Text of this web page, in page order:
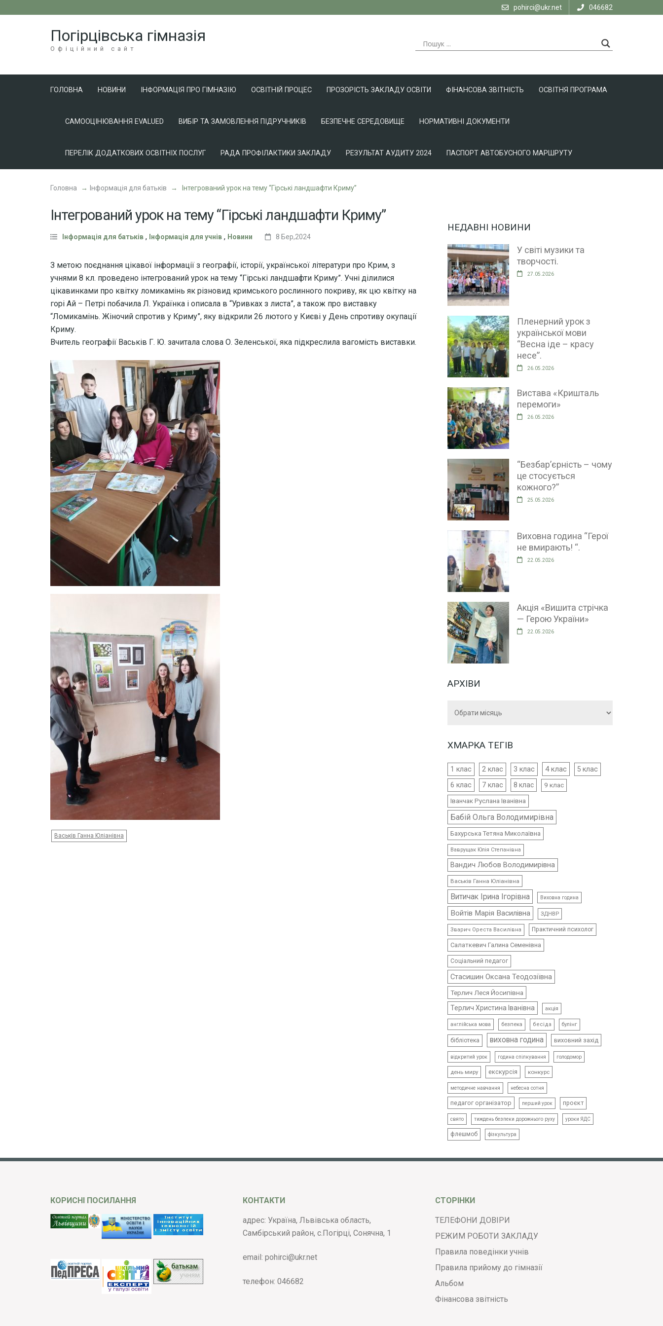
pohirci@ukr.net 046682
Погірцівська гімназія
Офіційний сайт
ГОЛОВНА НОВИНИ ІНФОРМАЦІЯ ПРО ГІМНАЗІЮ ОСВІТНІЙ ПРОЦЕС ПРОЗОРІСТЬ ЗАКЛАДУ ОСВІТИ ФІНАНСОВА ЗВІТНІСТЬ ОСВІТНЯ ПРОГРАМА
САМООЦІНЮВАННЯ EVALUED ВИБІР ТА ЗАМОВЛЕННЯ ПІДРУЧНИКІВ БЕЗПЕЧНЕ СЕРЕДОВИЩЕ НОРМАТИВНІ ДОКУМЕНТИ
ПЕРЕЛІК ДОДАТКОВИХ ОСВІТНІХ ПОСЛУГ РАДА ПРОФІЛАКТИКИ ЗАКЛАДУ РЕЗУЛЬТАТ АУДИТУ 2024 ПАСПОРТ АВТОБУСНОГО МАРШРУТУ
Головна → Інформація для батьків → Інтегрований урок на тему “Гірські ландшафти Криму”
Інтегрований урок на тему “Гірські ландшафти Криму”
Інформація для батьків , Інформація для учнів , Новини 8 Бер,2024
З метою поєднання цікавої інформації з географії, історії, української літератури про Крим, з
учнями 8 кл. проведено інтегрований урок на тему “Гірські ландшафти Криму”. Учні ділилися
цікавинками про квітку ломикамінь як різновид кримського рослинного покриву, як цю квітку на
горі Ай – Петрі побачила Л. Українка і описала в “Уривках з листа”, а також про виставку
“Ломикамінь. Жіночий спротив у Криму”, яку відкрили 26 лютого у Києві у День спротиву окупації
Криму.
Вчитель географії Васьків Г. Ю. зачитала слова О. Зеленської, яка підкреслила вагомість виставки.
Васьків Ганна Юліанівна
НЕДАВНІ НОВИНИ
У світі музики та
творчості.
27.05.2026
Пленерний урок з
української мови
“Весна іде – красу
несе”.
26.05.2026
Вистава «Кришталь
перемоги»
26.05.2026
“Безбар’єрність – чому
це стосується
кожного?”
25.05.2026
Виховна година “Герої
не вмирають! “.
22.05.2026
Акція «Вишита стрічка
— Герою України»
22.05.2026
АРХІВИ
ХМАРКА ТЕГІВ
1 клас 2 клас 3 клас 4 клас 5 клас
6 клас 7 клас 8 клас 9 клас
Іванчак Руслана Іванівна
Бабій Ольга Володимирівна
Бахурська Тетяна Миколаївна
Ваврущак Юлія Степанівна
Вандич Любов Володимирівна
Васьків Ганна Юліанівна
Витичак Ірина Ігорівна Виховна година
Войтів Марія Василівна ЗДНВР
Зварич Ореста Василівна Практичний психолог
Салаткевич Галина Семенівна
Соціальний педагог
Стасишин Оксана Теодозіївна
Терлич Леся Йосипівна
Терлич Христина Іванівна
акція
англійська мова безпека бесіда булінг
бібліотека виховна година виховний захід
відкритий урок година спілкування голодомор
день миру екскурсія конкурс
методичне навчання небесна сотня
педагог організатор перший урок проєкт
свято тиждень безпеки дорожнього руху уроки ЯДС
флешмоб фізкультура
КОРИСНІ ПОСИЛАННЯ КОНТАКТИ
адрес: Україна, Львівська область,
Самбірський район, с.Погірці, Сонячна, 1
email: pohirci@ukr.net
телефон: 046682
СТОРІНКИ
ТЕЛЕФОНИ ДОВІРИ
РЕЖИМ РОБОТИ ЗАКЛАДУ
Правила поведінки учнів
Правила прийому до гімназії
Альбом
Фінансова звітність